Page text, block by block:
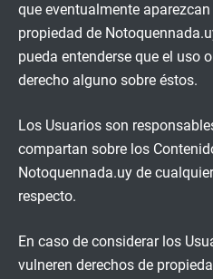
que eventualmente
propiedad de
pueda entenderse que el uso
derecho alguno sobre éstos.
Los Usuarios son
compartan sobre los
Notoquennada.uy de
respecto.
En caso de considerar los
vulneren derechos de